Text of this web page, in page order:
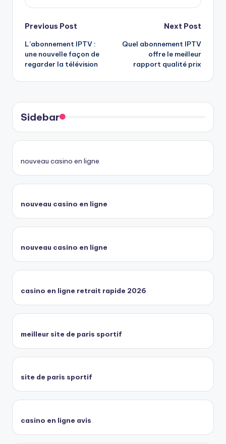
Post
navigation
Previous Post
L’abonnement IPTV :
une nouvelle façon de
regarder la télévision
Next Post
Quel abonnement IPTV
offre le meilleur
rapport qualité prix
Sidebar
nouveau casino en ligne
nouveau casino en ligne
nouveau casino en ligne
casino en ligne retrait rapide 2026
meilleur site de paris sportif
site de paris sportif
casino en ligne avis